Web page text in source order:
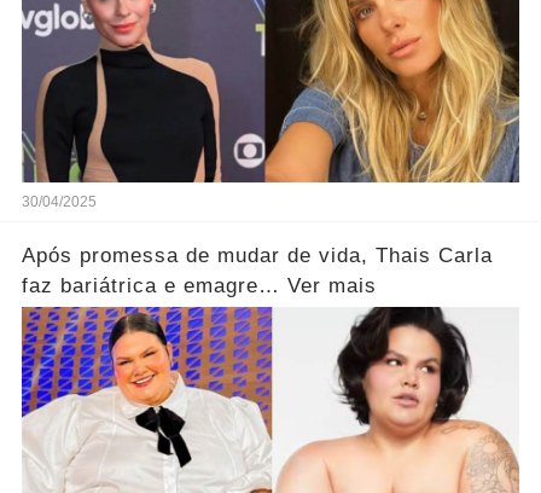
30/04/2025
Após promessa de mudar de vida, Thais Carla
faz bariátrica e emagre… Ver mais